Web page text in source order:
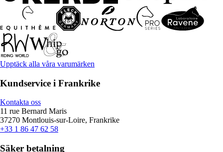
Upptäck alla våra varumärken
Kundservice i Frankrike
Kontakta oss
11 rue Bernard Maris
37270 Montlouis-sur-Loire, Frankrike
+33 1 86 47 62 58
Säker betalning